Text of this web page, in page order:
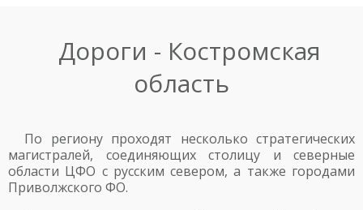
Дороги - Костромская
область
По региону проходят несколько стратегических
магистралей, соединяющих столицу и северные
области ЦФО с русским севером, а также городами
Приволжского ФО.